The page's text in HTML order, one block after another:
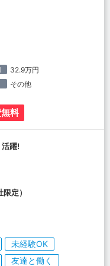
32.9万円
その他
料
躍!
定）
未経験OK
友達と働く